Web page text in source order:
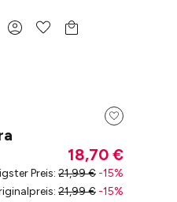
18,70 €
Preis: 21,99 € -15%
: 21,99 € -15%